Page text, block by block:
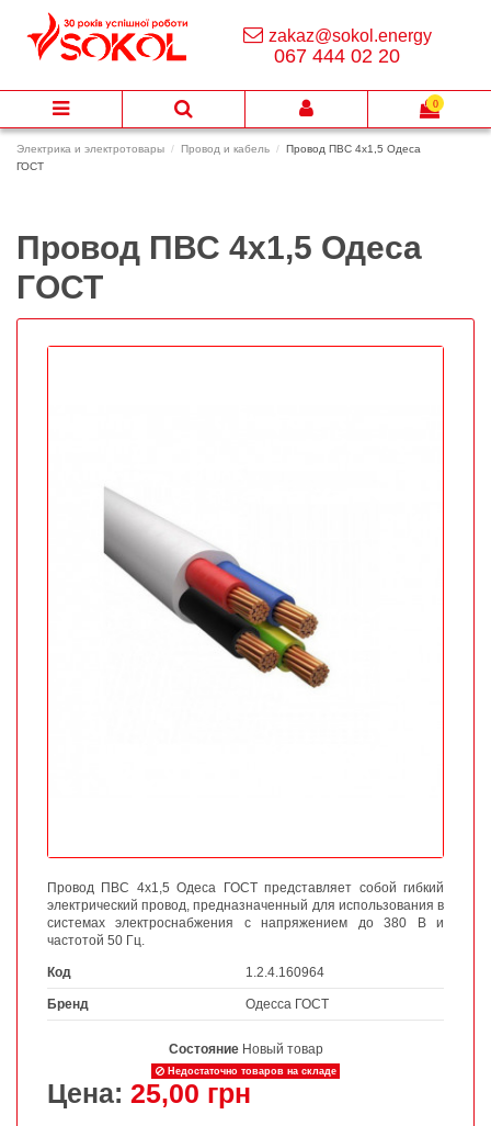
Электрика и электротовары Провод и кабель
Провод ПВС 4х1,5 Одеса
ГОСТ
Провод ПВС 4х1,5 Одеса
ГОСТ
Провод ПВС 4х1,5 Одеса ГОСТ представляет собой гибкий
электрический провод, предназначенный для использования в
системах электроснабжения с напряжением до 380 В и
частотой 50 Гц.
Код 1.2.4.160964
Бренд Одесса ГОСТ
Состояние Новый товар
Недостаточно товаров на складе
Цена: 25,00 грн
zakaz@sokol.energy
067 444 02 20
0